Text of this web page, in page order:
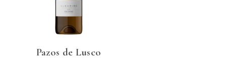
Pazos de Lusco